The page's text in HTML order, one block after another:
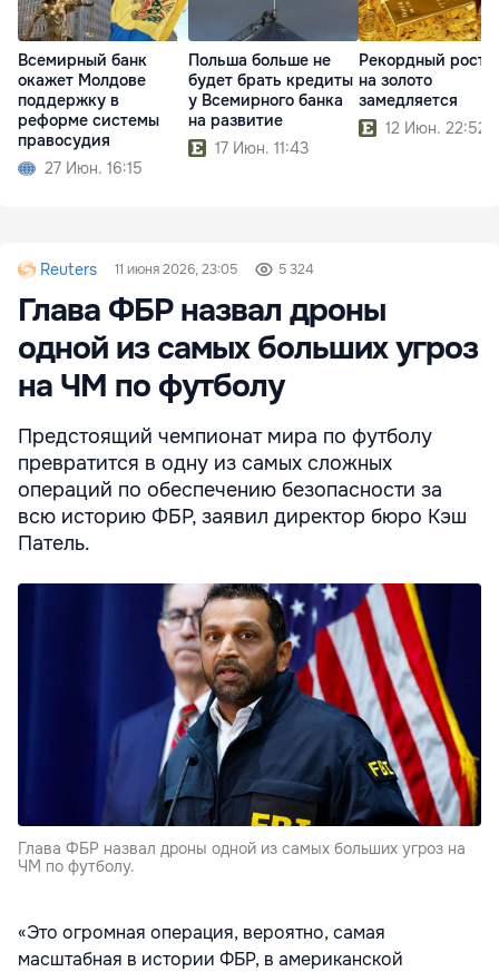
Всемирный банк
окажет Молдове
поддержку в
реформе системы
правосудия
27 Июн. 16:15
Польша больше не
будет брать кредиты
у Всемирного банка
на развитие
17 Июн. 11:43
Рекордный рост
на золото
замедляется
12 Июн. 22:52
Reuters 11 июня 2026, 23:05 5 324
Глава ФБР назвал дроны
одной из самых больших угроз
на ЧМ по футболу
Предстоящий чемпионат мира по футболу
превратится в одну из самых сложных
операций по обеспечению безопасности за
всю историю ФБР, заявил директор бюро Кэш
Патель.
Глава ФБР назвал дроны одной из самых больших угроз на
ЧМ по футболу.
«Это огромная операция, вероятно, самая
масштабная в истории ФБР, в американской